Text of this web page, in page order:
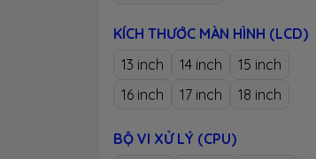
KÍCH THƯỚC MÀN HÌNH (LCD)
13 inch
14 inch
15 inch
16 inch
17 inch 18 inch
BỘ VI XỬ LÝ (CPU)